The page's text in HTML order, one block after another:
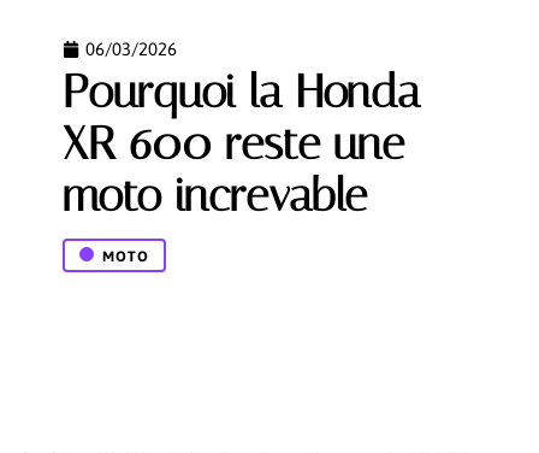
06/03/2026
Pourquoi la Honda
XR 600 reste une
moto increvable
MOTO